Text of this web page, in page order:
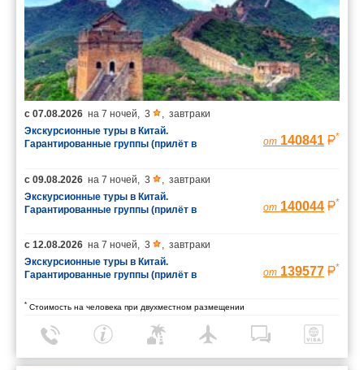
с 07.08.2026 на 7 ночей, 3 , завтраки
Экскурсионные туры в Китай.
Гарантированные группы (прилёт в
от 140841 *
с 09.08.2026 на 7 ночей, 3 , завтраки
Экскурсионные туры в Китай.
Гарантированные группы (прилёт в
от 140044 *
с 12.08.2026 на 7 ночей, 3 , завтраки
Экскурсионные туры в Китай.
Гарантированные группы (прилёт в
от 139577 *
* Стоимость на человека при двухместном размещении